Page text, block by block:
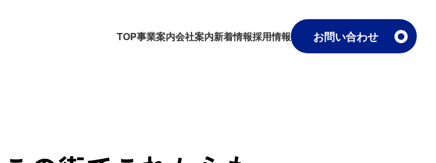
TOP事業案内会社案内新着情報採用情報 お問い合わせ